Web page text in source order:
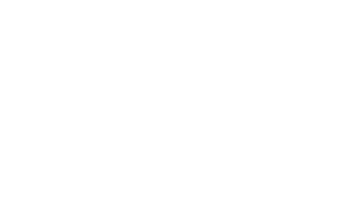
类专业报考要求。
、汽车维修工程教育等高职(专科)专业。